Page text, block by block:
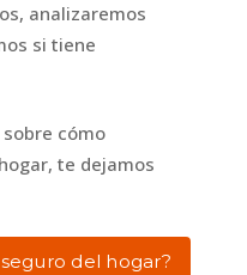
analizaremos
si tiene
cómo
te dejamos
del hogar?